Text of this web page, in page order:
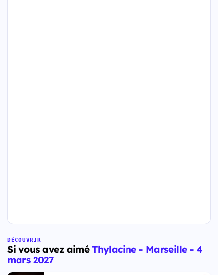
DÉCOUVRIR
Si vous avez aiméThylacine - Marseille - 4
mars 2027